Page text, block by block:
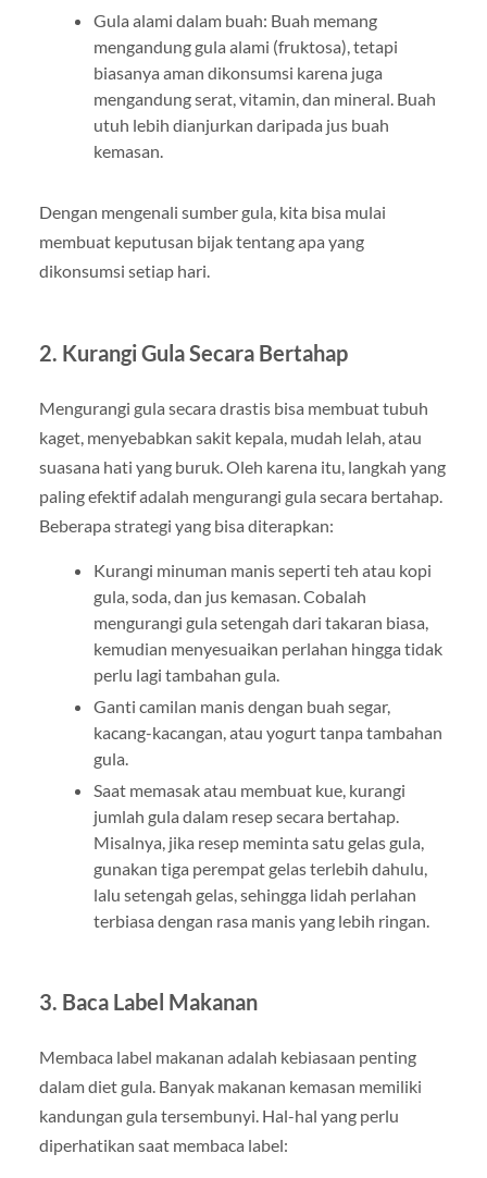
Gula alami dalam buah: Buah memang
mengandung gula alami (fruktosa), tetapi
biasanya aman dikonsumsi karena juga
mengandung serat, vitamin, dan mineral. Buah
utuh lebih dianjurkan daripada jus buah
kemasan.
Dengan mengenali sumber gula, kita bisa mulai
membuat keputusan bijak tentang apa yang
dikonsumsi setiap hari.
2. Kurangi Gula Secara Bertahap
Mengurangi gula secara drastis bisa membuat tubuh
kaget, menyebabkan sakit kepala, mudah lelah, atau
suasana hati yang buruk. Oleh karena itu, langkah yang
paling efektif adalah mengurangi gula secara bertahap.
Beberapa strategi yang bisa diterapkan:
Kurangi minuman manis seperti teh atau kopi
gula, soda, dan jus kemasan. Cobalah
mengurangi gula setengah dari takaran biasa,
kemudian menyesuaikan perlahan hingga tidak
perlu lagi tambahan gula.
Ganti camilan manis dengan buah segar,
kacang-kacangan, atau yogurt tanpa tambahan
gula.
Saat memasak atau membuat kue, kurangi
jumlah gula dalam resep secara bertahap.
Misalnya, jika resep meminta satu gelas gula,
gunakan tiga perempat gelas terlebih dahulu,
lalu setengah gelas, sehingga lidah perlahan
terbiasa dengan rasa manis yang lebih ringan.
3. Baca Label Makanan
Membaca label makanan adalah kebiasaan penting
dalam diet gula. Banyak makanan kemasan memiliki
kandungan gula tersembunyi. Hal-hal yang perlu
diperhatikan saat membaca label: